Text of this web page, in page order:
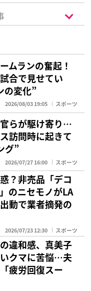
ムランの奮起！
合で見せてい
の変化”
2026/08/03 19:05 スポーツ
らが駆け寄り…
訪問時に起きて
グ”
2026/07/27 16:00 スポーツ
？非売品「デコ
のニセモノがLA
動で業者摘発の
2026/07/23 12:30 スポーツ
違和感、真美子
クマに苦悩…夫
疲労回復スー